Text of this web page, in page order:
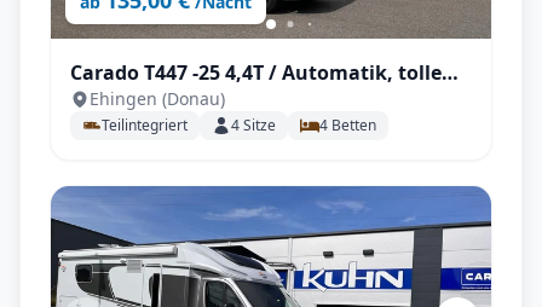
Carado T447 -25 4,4T / Automatik, tolle
Ausstattung mit Einzelbetten und
Hubbett für 4 Personen, SAT / TV / Solar /
Ehingen (Donau)
Teilintegriert 4Sitze 4 Betten